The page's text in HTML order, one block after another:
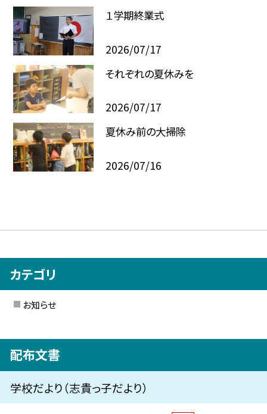
１学期終業式
2026/07/17
それぞれの夏休みを
2026/07/17
夏休み前の大掃除
2026/07/16
カテゴリ
お知らせ
配布文書
学校だより（志貴っ子だより）